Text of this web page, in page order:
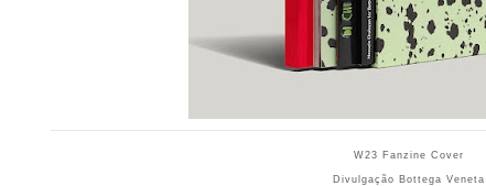
W23 Fanzine Cover
Divulgação Bottega Veneta